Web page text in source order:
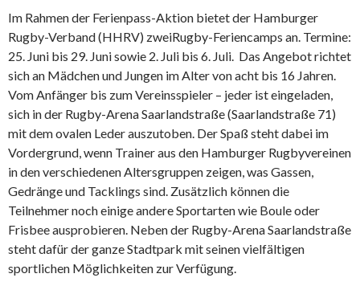
Im Rahmen der Ferienpass-Aktion bietet der Hamburger
Rugby-Verband (HHRV) zweiRugby-Feriencamps an. Termine:
25. Juni bis 29. Juni sowie 2. Juli bis 6. Juli. Das Angebot richtet
sich an Mädchen und Jungen im Alter von acht bis 16 Jahren.
Vom Anfänger bis zum Vereinsspieler – jeder ist eingeladen,
sich in der Rugby-Arena Saarlandstraße (Saarlandstraße 71)
mit dem ovalen Leder auszutoben. Der Spaß steht dabei im
Vordergrund, wenn Trainer aus den Hamburger Rugbyvereinen
in den verschiedenen Altersgruppen zeigen, was Gassen,
Gedränge und Tacklings sind. Zusätzlich können die
Teilnehmer noch einige andere Sportarten wie Boule oder
Frisbee ausprobieren. Neben der Rugby-Arena Saarlandstraße
steht dafür der ganze Stadtpark mit seinen vielfältigen
sportlichen Möglichkeiten zur Verfügung.